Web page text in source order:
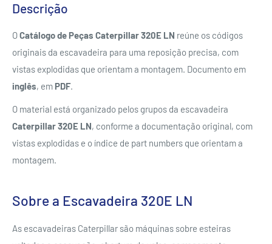
Descrição
OCatálogo de Peças Caterpillar 320E LN reúne os códigos
originais da escavadeira para uma reposição precisa, com
vistas explodidas que orientam a montagem. Documento em
inglês, emPDF.
O material está organizado pelos grupos da escavadeira
Caterpillar 320E LN, conforme a documentação original, com
vistas explodidas e o índice de part numbers que orientam a
montagem.
Sobre a Escavadeira 320E LN
As escavadeiras Caterpillar são máquinas sobre esteiras